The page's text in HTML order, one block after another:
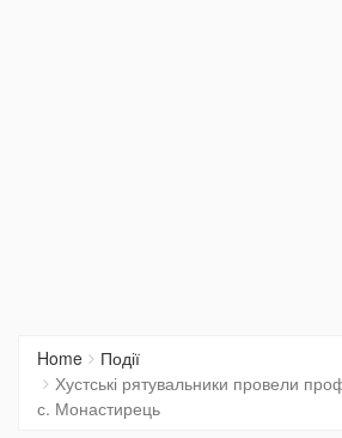
Home
Події
Хустські рятувальники провели
с. Монастирець